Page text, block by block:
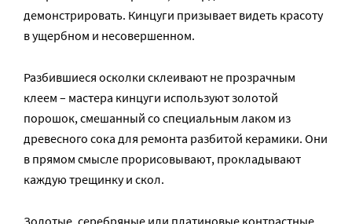
демонстрировать. Кинцуги призывает видеть красоту
в ущербном и несовершенном.
Разбившиеся осколки склеивают не прозрачным
клеем – мастера кинцуги используют золотой
порошок, смешанный со специальным лаком из
древесного сока для ремонта разбитой керамики. Они
в прямом смысле прорисовывают, прокладывают
каждую трещинку и скол.